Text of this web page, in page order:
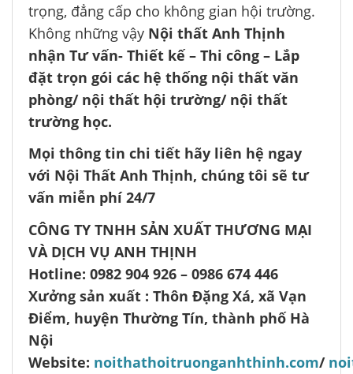
trọng, đẳng cấp cho không gian hội trường.
Không những vậy Nội thất Anh Thịnh
nhận Tư vấn- Thiết kế – Thi công – Lắp
đặt trọn gói các hệ thống nội thất văn
phòng/ nội thất hội trường/ nội thất
trường học.
Mọi thông tin chi tiết hãy liên hệ ngay
với Nội Thất Anh Thịnh, chúng tôi sẽ tư
vấn miễn phí 24/7
CÔNG TY TNHH SẢN XUẤT THƯƠNG MẠI
VÀ DỊCH VỤ ANH THỊNH
Hotline: 0982 904 926 – 0986 674 446
Xưởng sản xuất : Thôn Đặng Xá, xã Vạn
Điểm, huyện Thường Tín, thành phố Hà
Nội
Website: noithathoitruonganhthinh.com/